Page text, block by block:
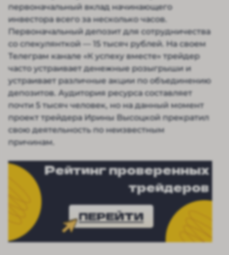
первоначальный вклад начинающего
инвестора всего за несколько часов.
Первоначальный депозит для сотрудничества
со спекулянткой — 15 тысяч рублей. На своем
Телеграм канале «К успеху вместе» трейдер
часто устраивает денежные розыгрыши и
устраивает различные акции по объединению
депозитов. Аудитория ресурса составляет
почти 5 тысяч человек, но на данный момент
проект трейдера Ирины Высоцкой прекратил
свою деятельность по неизвестным
причинам.
Рейтинг проверенных
трейдеров
ПЕРЕЙТИ